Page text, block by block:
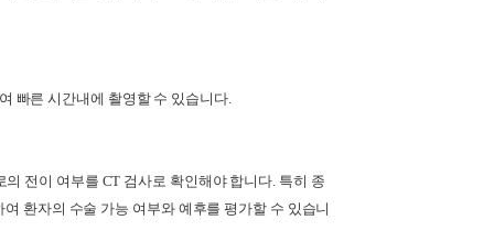
빠른 시간내에 촬영할 수 있습니다.
전이 여부를 CT 검사로 확인해야 합니다. 특히 종
환자의 수술 가능 여부와 예후를 평가할 수 있습니